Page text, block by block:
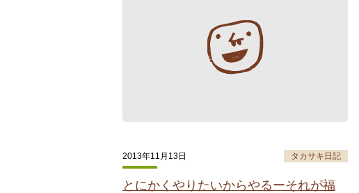
2013年11月13日 タカサキ日記
とにかくやりたいからやるーそれが福